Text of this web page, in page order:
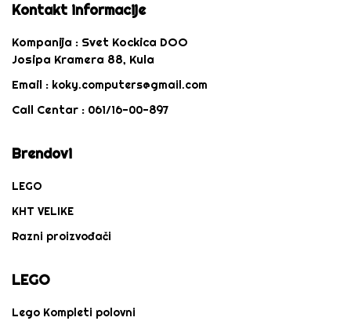
Kontakt informacije
Kompanija : Svet Kockica DOO
Josipa Kramera 88, Kula
Email : koky.computers@gmail.com
Call Centar : 061/16-00-897
Brendovi
LEGO
KHT VELIKE
Razni proizvođači
LEGO
Lego Kompleti polovni